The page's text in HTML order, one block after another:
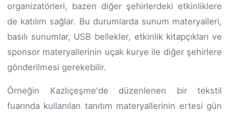
organizatörleri, bazen diğer şehirlerdeki etkinliklere
de katılım sağlar. Bu durumlarda sunum materyalleri,
basılı sunumlar, USB bellekler, etkinlik kitapçıkları ve
sponsor materyallerinin uçak kurye ile diğer şehirlere
gönderilmesi gerekebilir.
Örneğin Kazlıçeşme'de düzenlenen bir tekstil
fuarında kullanılan tanıtım materyallerinin ertesi gün